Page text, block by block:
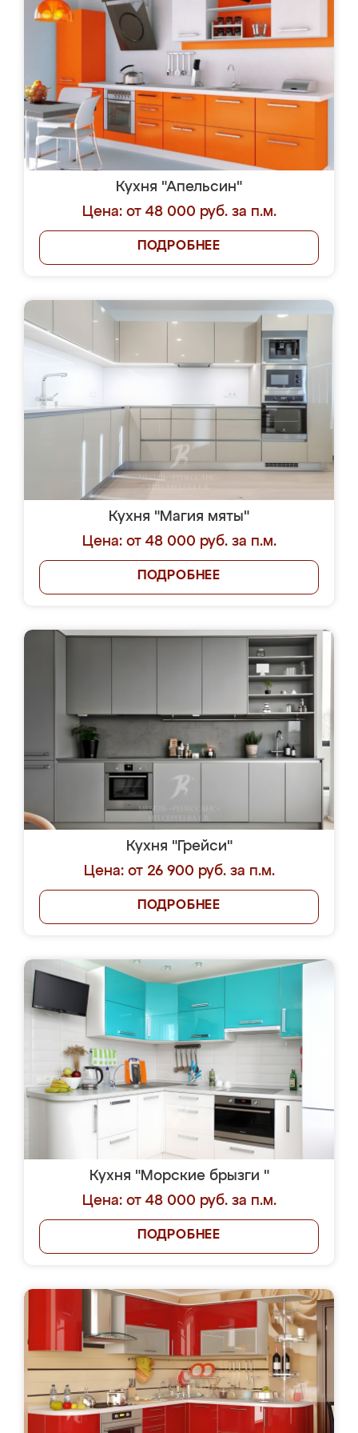
Кухня "Апельсин"
Цена: от 48 000 руб. за п.м.
ПОДРОБНЕЕ
Кухня "Магия мяты"
Цена: от 48 000 руб. за п.м.
ПОДРОБНЕЕ
Кухня "Грейси"
Цена: от 26 900 руб. за п.м.
ПОДРОБНЕЕ
Кухня "Морские брызги "
Цена: от 48 000 руб. за п.м.
ПОДРОБНЕЕ